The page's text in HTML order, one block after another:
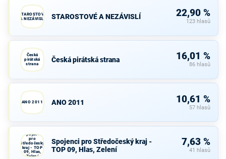
STAROSTOVÉ
A NEZÁVISLÍ
STAROSTOVÉ A NEZÁVISLÍ 22,90 %
123 hlasů
Česká
pirátská
strana
Česká pirátská strana 16,01 %
86 hlasů
ANO 2011 ANO 2011 10,61 %
57 hlasů
Spojenci
pro
Středočeský
kraj - TOP
09, Hlas,
Zelení
Spojenci pro Středočeský kraj -
TOP 09, Hlas, Zelení
7,63 %
41 hlasů